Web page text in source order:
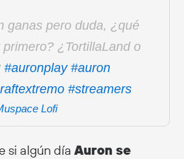
ganas pero duda, ¿qué
¿TortillaLand o
#auronplay #auron
#streamers
Lofi
si algún día Auron se